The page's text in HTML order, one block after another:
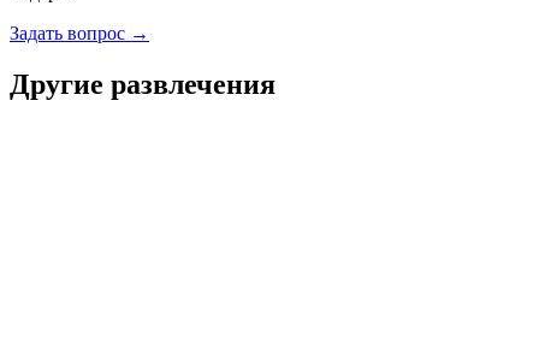
Задать вопрос →
Другие развлечения